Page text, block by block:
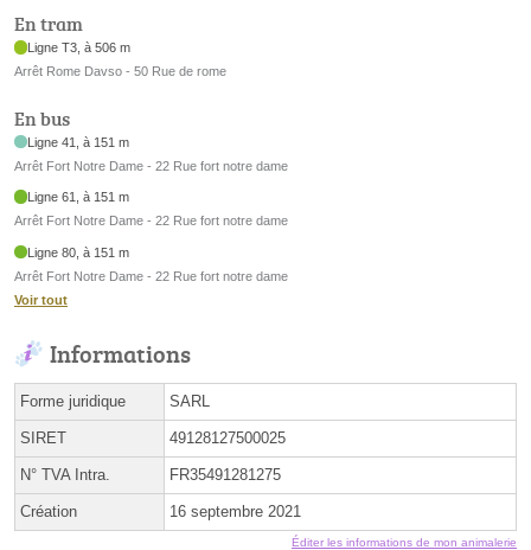
En tram
Ligne T3, à 506 m
Arrêt Rome Davso - 50 Rue de rome
En bus
Ligne 41, à 151 m
Arrêt Fort Notre Dame - 22 Rue fort notre dame
Ligne 61, à 151 m
Arrêt Fort Notre Dame - 22 Rue fort notre dame
Ligne 80, à 151 m
Arrêt Fort Notre Dame - 22 Rue fort notre dame
Voir tout
Informations
Forme juridique SARL
SIRET 49128127500025
N° TVA Intra. FR35491281275
Création 16 septembre 2021
Éditer les informations de mon animalerie